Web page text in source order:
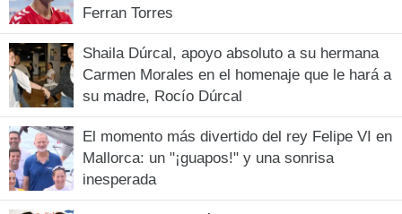
Ferran Torres
Shaila Dúrcal, apoyo absoluto a su hermana
Carmen Morales en el homenaje que le hará a
su madre, Rocío Dúrcal
El momento más divertido del rey Felipe VI en
Mallorca: un "¡guapos!" y una sonrisa
inesperada